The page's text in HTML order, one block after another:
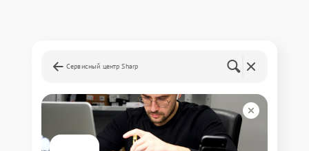
Сервисный центр Sharp